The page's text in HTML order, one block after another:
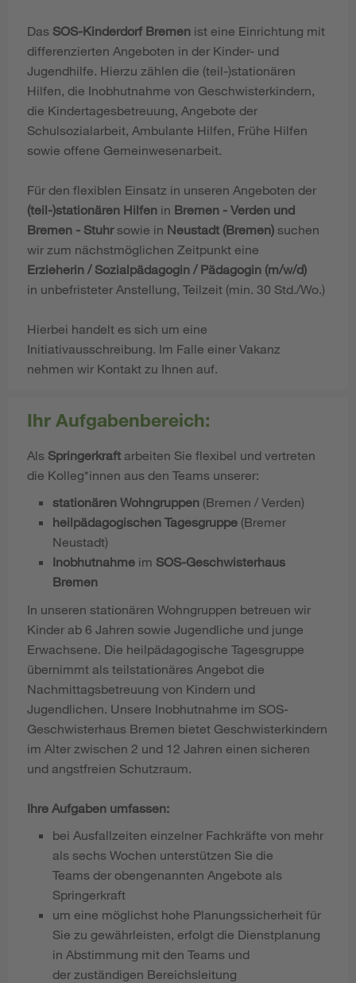
Das SOS-Kinderdorf Bremen ist eine Einrichtung mit
differenzierten Angeboten in der Kinder- und
Jugendhilfe. Hierzu zählen die (teil-)stationären
Hilfen, die Inobhutnahme von Geschwisterkindern,
die Kindertagesbetreuung, Angebote der
Schulsozialarbeit, Ambulante Hilfen, Frühe Hilfen
sowie offene Gemeinwesenarbeit.
Für den flexiblen Einsatz in unseren Angeboten der
(teil-)stationären Hilfen in Bremen - Verden und
Bremen - Stuhrsowie in Neustadt (Bremen) suchen
wir zum nächstmöglichen Zeitpunkt eine
Erzieherin / Sozialpädagogin / Pädagogin (m/w/d)
in unbefristeter Anstellung, Teilzeit (min. 30 Std./Wo.)
Hierbei handelt es sich um eine
Initiativausschreibung. Im Falle einer Vakanz
nehmen wir Kontakt zu Ihnen auf.
Ihr Aufgabenbereich:
Als Springerkraft arbeiten Sie flexibel und vertreten
die Kolleg*innen aus den Teams unserer:
stationären Wohngruppen (Bremen / Verden)
heilpädagogischen Tagesgruppe (Bremer
Neustadt)
Inobhutnahme im SOS-Geschwisterhaus
Bremen
In unseren stationären Wohngruppen betreuen wir
Kinder ab 6 Jahren sowie Jugendliche und junge
Erwachsene. Die heilpädagogische Tagesgruppe
übernimmt als teilstationäres Angebot die
Nachmittagsbetreuung von Kindern und
Jugendlichen. Unsere Inobhutnahme im SOS-
Geschwisterhaus Bremen bietet Geschwisterkindern
im Alter zwischen 2 und 12 Jahren einen sicheren
und angstfreien Schutzraum.
Ihre Aufgaben umfassen:
bei Ausfallzeiten einzelner Fachkräfte von mehr
als sechs Wochen unterstützen Sie die
Teams der obengenannten Angebote als
Springerkraft
um eine möglichst hohe Planungssicherheit für
Sie zu gewährleisten, erfolgt die Dienstplanung
in Abstimmung mit den Teams und
der zuständigen Bereichsleitung